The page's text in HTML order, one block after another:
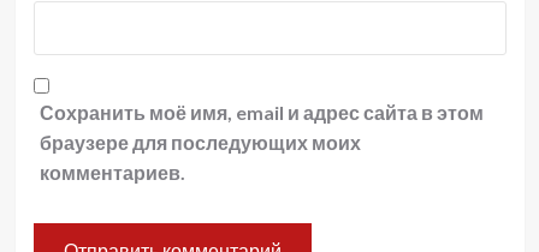
Сохранить моё имя, email и адрес сайта в этом
браузере для последующих моих
комментариев.